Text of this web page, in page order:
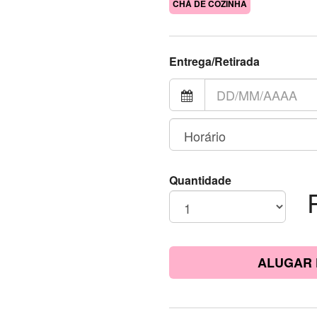
CHÁ DE COZINHA
Entrega/Retirada
Quantidade
ALUGAR